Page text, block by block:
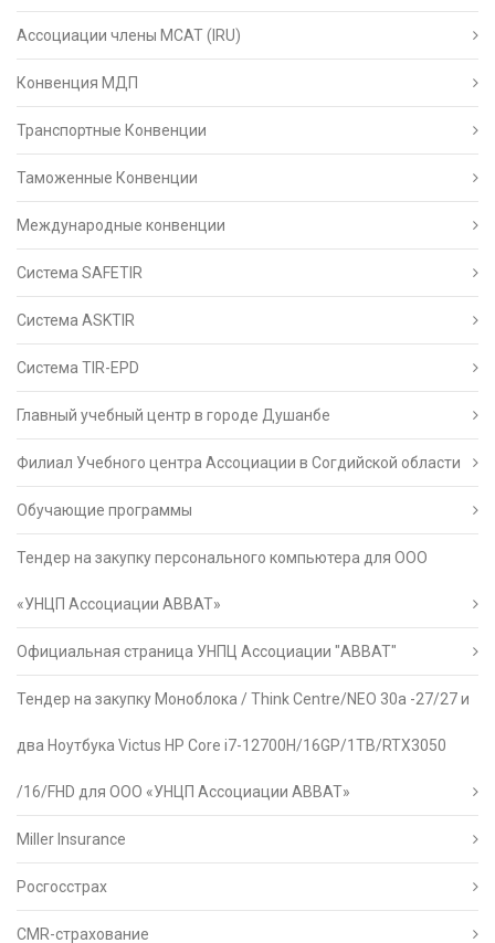
Ассоциации члены МСАТ (IRU)
Конвенция МДП
Транспортные Конвенции
Таможенные Конвенции
Международные конвенции
Система SAFETIR
Система ASKTIR
Система TIR-EPD
Главный учебный центр в городе Душанбе
Филиал Учебного центра Ассоциации в Согдийской области
Обучающие программы
Тендер на закупку персонального компьютера для ООО
«УНЦП Ассоциации АВВАТ»
Официальная страница УНПЦ Ассоциации "АВВАТ"
Тендер на закупку Моноблока / Think Centre/NEO 30a -27/27 и
два Ноутбука Victus HP Core i7-12700H/16GP/1TB/RTX3050
/16/FHD для ООО «УНЦП Ассоциации АВВАТ»
Miller Insurance
Росгосстрах
CMR-страхование